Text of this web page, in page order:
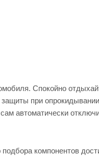
Спокойно
при
автоматически
компонентов